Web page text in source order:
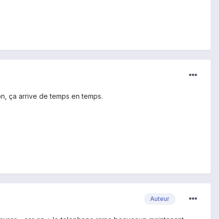
ça arrive de temps en temps.
Auteur